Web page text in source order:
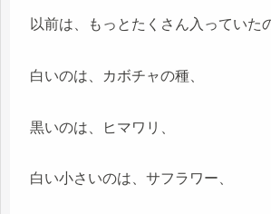
以前は、もっとたくさん入っていた
白いのは、カボチャの種、
黒いのは、ヒマワリ、
白い小さいのは、サフラワー、